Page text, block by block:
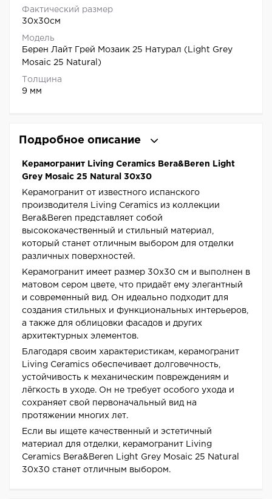
Фактический размер
30x30см
Модель
Берен Лайт Грей Мозаик 25 Натурал (Light Grey
Mosaic 25 Natural)
Толщина
9 мм
Подробное описание
Керамогранит Living Ceramics Bera&Beren Light
Grey Mosaic 25 Natural 30x30
Керамогранит от известного испанского
производителя Living Ceramics из коллекции
Bera&Beren представляет собой
высококачественный и стильный материал,
который станет отличным выбором для отделки
различных поверхностей.
Керамогранит имеет размер 30x30 см и выполнен в
матовом сером цвете, что придаёт ему элегантный
и современный вид. Он идеально подходит для
создания стильных и функциональных интерьеров,
а также для облицовки фасадов и других
архитектурных элементов.
Благодаря своим характеристикам, керамогранит
Living Ceramics обеспечивает долговечность,
устойчивость к механическим повреждениям и
лёгкость в уходе. Он не требует особого ухода и
сохраняет свой первоначальный вид на
протяжении многих лет.
Если вы ищете качественный и эстетичный
материал для отделки, керамогранит Living
Ceramics Bera&Beren Light Grey Mosaic 25 Natural
30x30 станет отличным выбором.